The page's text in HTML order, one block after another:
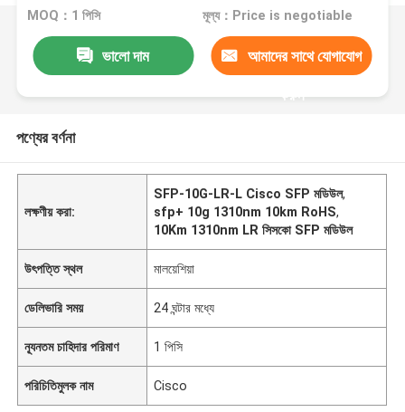
MOQ：1 পিসি মূল্য：Price is negotiable
ভালো দাম আমাদের সাথে যোগাযোগ
করুন
পণ্যের বর্ণনা
লক্ষণীয় করা:
SFP-10G-LR-L Cisco SFP মডিউল,
sfp+ 10g 1310nm 10km RoHS,
10Km 1310nm LR সিসকো SFP মডিউল
উৎপত্তি স্থল মালয়েশিয়া
ডেলিভারি সময় 24 ঘন্টার মধ্যে
ন্যূনতম চাহিদার পরিমাণ 1 পিসি
পরিচিতিমুলক নাম Cisco